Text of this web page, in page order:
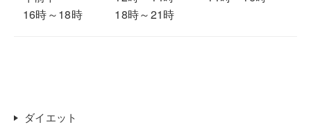
16時～18時
18時～21時
ダイエット